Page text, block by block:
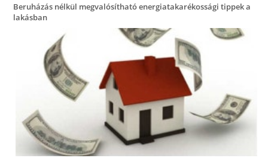
Beruházás nélkül megvalósítható energiatakarékossági tippek a
lakásban